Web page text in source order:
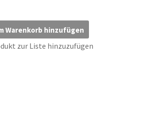
Warenkorb hinzufügen
zur Liste hinzuzufügen